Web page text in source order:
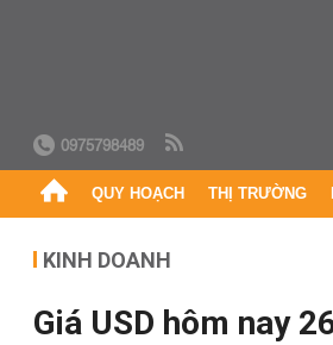
0975798489
QUY HOẠCH THỊ TRƯỜNG
KINH DOANH
Giá USD hôm nay